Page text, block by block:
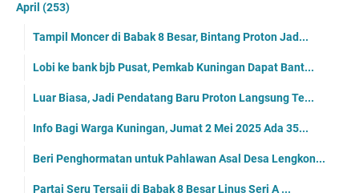
April (253)
Tampil Moncer di Babak 8 Besar, Bintang Proton Jad...
Lobi ke bank bjb Pusat, Pemkab Kuningan Dapat Bant...
Luar Biasa, Jadi Pendatang Baru Proton Langsung Te...
Info Bagi Warga Kuningan, Jumat 2 Mei 2025 Ada 35...
Beri Penghormatan untuk Pahlawan Asal Desa Lengkon...
Partai Seru Tersaji di Babak 8 Besar Linus Seri A ...